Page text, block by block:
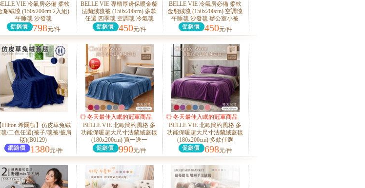
VIE 冷氣房必備 柔軟
貂絨毯 (150x200cm 2入組)
午睡毯 沙發毯
798元/件
◎
BELLE VIE 專櫃厚邊保暖金貂
法蘭絨毯被 (150x200cm) 多款
任選 四季毯 空調毯 冷氣毯
450元/件
◎
BELLE VIE 冷氣房必備 柔軟
金貂絨毯 (150x200cm) 空調毯
午睡毯 沙發毯 辦公室小被
450元/件
Hilton 希爾頓】仿皮草兔絨
/二色任選(被子/毯被/披肩
毯)(B0129)
1380元/件
◎ 冬天最佳入眠的冠軍商品
◎
BELLE VIE 北歐簡約風格 多
功能保暖超大尺寸法蘭絨蓋毯
(180x200cm) 買一送一
990元/件
◎ 冬天最佳入眠的冠軍商品
◎
BELLE VIE 北歐簡約風格 多
功能保暖超大尺寸法蘭絨蓋毯
(180x200cm) 多款任選
698元/件